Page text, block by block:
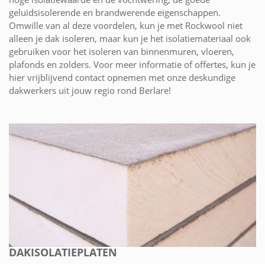
geluidsisolerende en brandwerende eigenschappen.
Omwille van al deze voordelen, kun je met Rockwool niet
alleen je dak isoleren, maar kun je het isolatiemateriaal ook
gebruiken voor het isoleren van binnenmuren, vloeren,
plafonds en zolders. Voor meer informatie of offertes, kun je
hier vrijblijvend contact opnemen met onze deskundige
dakwerkers uit jouw regio rond Berlare!
DAKISOLATIEPLATEN